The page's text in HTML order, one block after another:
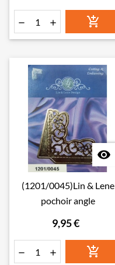
  

(1201/0045)Lin & Lene
pochoir angle
9,95 €
  